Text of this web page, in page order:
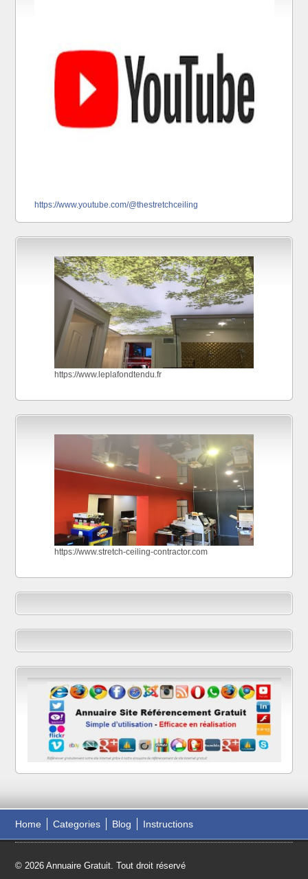
https://www.youtube.com/@thestretchceiling
https://www.leplafondtendu.fr
https://www.stretch-ceiling-contractor.com
Home Categories Blog Instructions
© 2026 Annuaire Gratuit. Tout droit réservé